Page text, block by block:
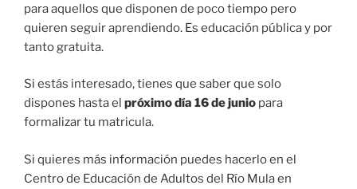
para aquellos que disponen de poco tiempo pero
quieren seguir aprendiendo. Es educación pública y por
tanto gratuita.
Si estás interesado, tienes que saber que solo
dispones hasta el próximo día 16 de junio para
formalizar tu matricula.
Si quieres más información puedes hacerlo en el
Centro de Educación de Adultos del Río Mula en